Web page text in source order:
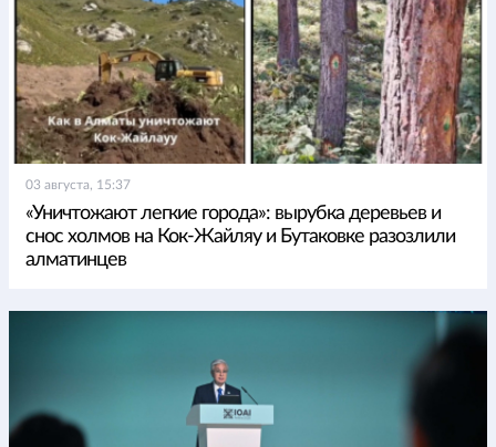
03 августа, 15:37
«Уничтожают легкие города»: вырубка деревьев и
снос холмов на Кок-Жайляу и Бутаковке разозлили
алматинцев